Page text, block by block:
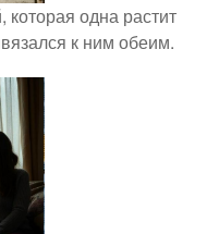
одна растит
к ним обеим.